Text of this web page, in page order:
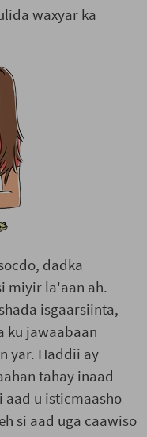
waxyar ka
dadka
miyir la'aan ah.
isgaarsiinta,
ku jawaabaan
yar. Haddii ay
tahay inaad
aad u isticmaasho
si aad uga caawiso